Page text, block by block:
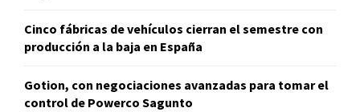
Cinco fábricas de vehículos cierran el semestre con
producción a la baja en España
Gotion, con negociaciones avanzadas para tomar el
control de Powerco Sagunto